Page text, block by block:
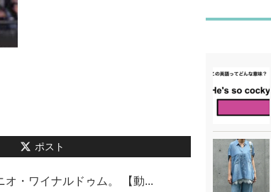
ポスト
・ワイナルドゥム。 【動...